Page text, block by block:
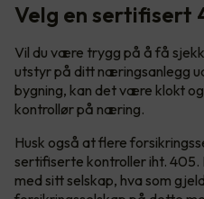
Velg en sertifisert
Vil du være trygg på å få
utstyr på ditt næringsanlegg
bygning, kan det være klokt
kontrollør på næring.
Husk også at flere
sertifiserte kontroller iht. 405.
med sitt selskap, hva som